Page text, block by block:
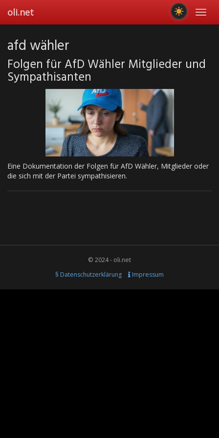
main
oli.net
afd wähler
Folgen für AfD Wähler Mitglieder und
Sympathisanten
Eine Dokumentation der Folgen für AfD Wähler, Mitglieder oder
die sich mit der Partei sympathisieren.
© 2024 - oli.net
§ Datenschutzerklärung
Impressum